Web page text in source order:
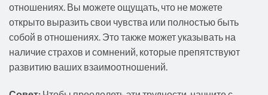
отношениях. Вы можете ощущать, что не можете
открыто выразить свои чувства или полностью быть
собой в отношениях. Это также может указывать на
наличие страхов и сомнений, которые препятствуют
развитию ваших взаимоотношений.